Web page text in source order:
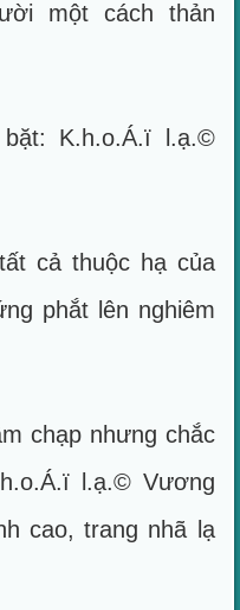
một cách thản
K.h.o.Á.ï l.ạ.©
cả thuộc hạ của
phắt lên nghiêm
chạp nhưng chắc
l.ạ.© Vương
cao, trang nhã lạ